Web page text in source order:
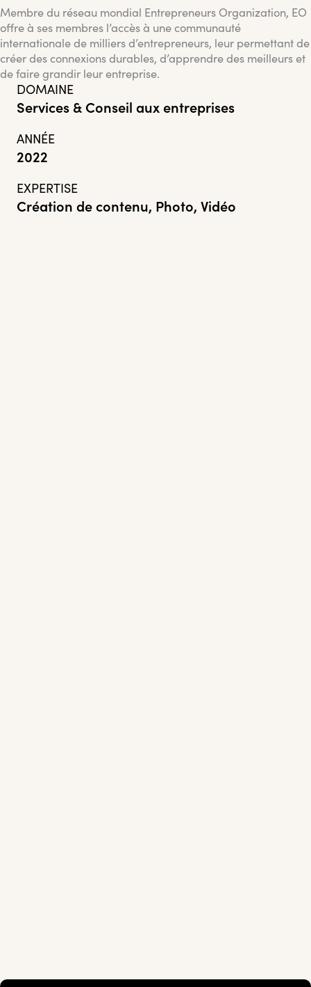
Membre du réseau mondial Entrepreneurs Organization, EO
offre à ses membres l’accès à une communauté
internationale de milliers d’entrepreneurs, leur permettant de
créer des connexions durables, d’apprendre des meilleurs et
de faire grandir leur entreprise.
DOMAINE
Services & Conseil aux entreprises
ANNÉE
2022
EXPERTISE
Création de contenu, Photo, Vidéo